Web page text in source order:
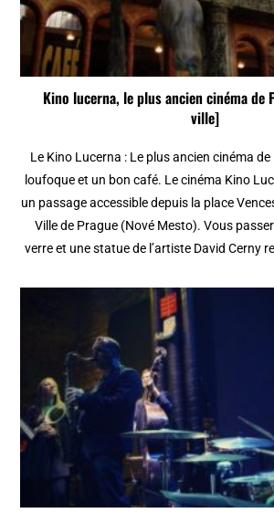
Kino lucerna, le plus ancien cinéma de
ville]
Le Kino Lucerna : Le plus ancien cinéma
loufoque et un bon café. Le cinéma Kino
un passage accessible depuis la place
Ville de Prague (Nové Mesto). Vous
verre et une statue de l’artiste David Cerny